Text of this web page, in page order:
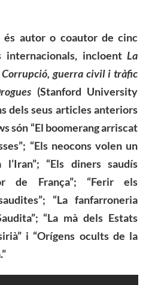
és autor o coautor de cinc
internacionals, incloentLa
guerra civil i tràfic
(Stanford University
dels seus articles anteriors
són “El boomerang arriscat
“Els neocons volen un
“Els diners saudís
de França”; “Ferir els
“La fanfarroneria
“La mà dels Estats
i “Orígens ocults de la